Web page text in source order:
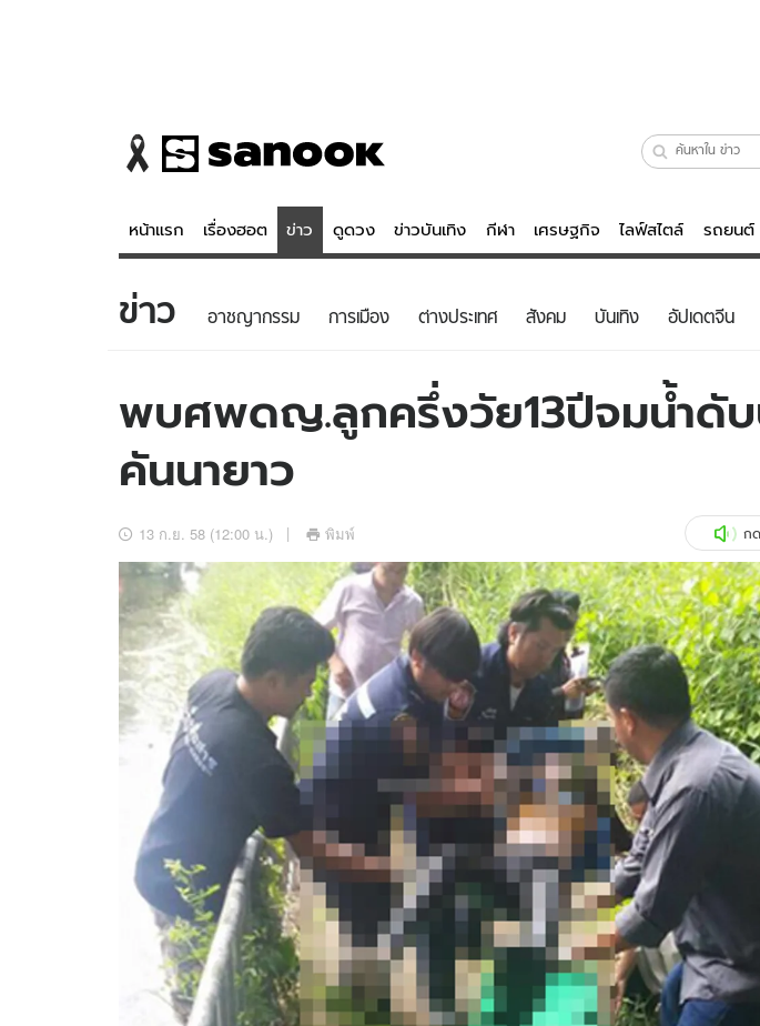
หน้าแรก เรื่องฮอต ข่าว ดูดวง ข่าวบันเทิง กีฬา เศรษฐกิจ ไลฟ์สไตล์ รถยนต์
ข่าว
ข่าวบันเทิง
ข่าวกีฬา
ข่าวเศรษฐกิจ
อัปเดตจีน
เช็กข่าวชัวร์
ดูดวง - ตรวจหวย
หวยไทย
สถิติหวยไทย
ไลฟ์สไตล์
ผู้ชาย
วัยรุ่น
สุขภาพ
เที่ยว-กิน
Tasteful
Sanook
ดาวน์โหลดสนุกแอปฟรี
สงวนลิขสิทธิ์ © บริษัท อิมเมจ ฟิวเจอร์ (ประเทศไทย) จำกัด
ข่าว อาชญากรรม การเมือง ต่างประเทศ สังคม บันเทิง อัปเดตจีน
พบศพดญ.ลูกครึ่งวัย13ปีจมน้ำดั
คันนายาว
13 ก.ย. 58 (12:00 น.) พิมพ์ ก